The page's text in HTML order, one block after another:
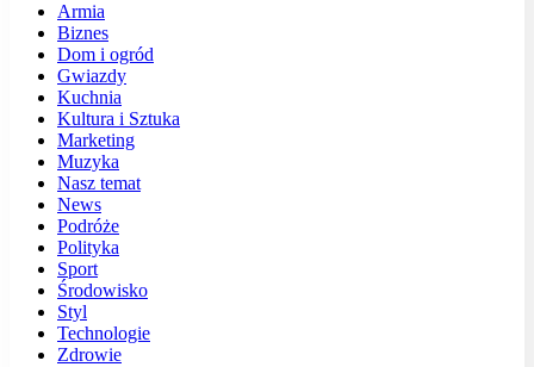
Armia
Biznes
Dom i ogród
Gwiazdy
Kuchnia
Kultura i Sztuka
Marketing
Muzyka
Nasz temat
News
Podróże
Polityka
Sport
Środowisko
Styl
Technologie
Zdrowie